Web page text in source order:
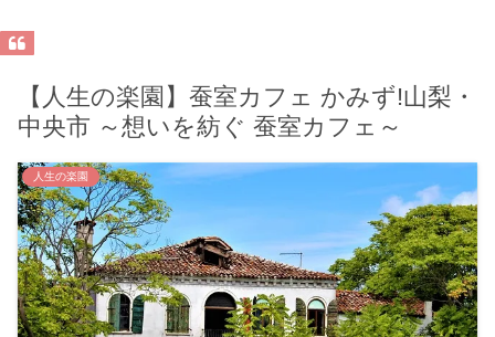
【人生の楽園】蚕室カフェ かみず!山梨・
中央市 ～想いを紡ぐ 蚕室カフェ～
人生の楽園